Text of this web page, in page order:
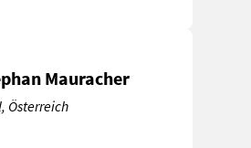
Mauracher
Österreich